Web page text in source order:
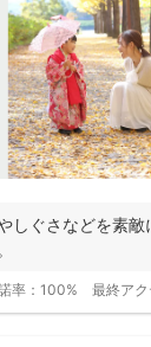
しぐさなどを素
率： 100% 最終アク